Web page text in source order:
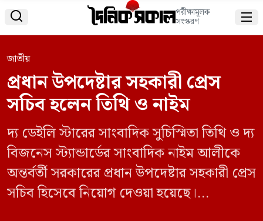
 পরীক্ষামূলক
সংস্করণ 
জাতীয়
প্রধান উপদেষ্টার সহকারী প্রেস
সচিব হলেন তিথি ও নাইম
দ্য ডেইলি স্টারের সাংবাদিক সুচিস্মিতা তিথি ও দ্য
বিজনেস স্ট্যান্ডার্ডের সাংবাদিক নাইম আলীকে
অন্তর্বর্তী সরকারের প্রধান উপদেষ্টার সহকারী প্রেস
সচিব হিসেবে নিয়োগ দেওয়া হয়েছে।